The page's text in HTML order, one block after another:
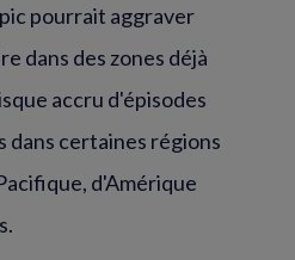
pourrait aggraver
dans des zones déjà
accru d'épisodes
dans certaines régions
d'Amérique